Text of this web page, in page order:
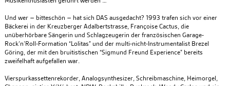
Und wer – bitteschön – hat sich DAS ausgedacht? 1993 trafen sich vor einer
Bäckerei in der Kreuzberger Adalbertstrasse, Françoise Cactus, die
unüberhörbare Sängerin und Schlagzeugerin der französischen Garage-
Rock’n’Roll-Formation “Lolitas” und der multi-nicht-Instrumentalist Brezel
Göring, der mit den bruitistischen “Sigmund Freund Experience” bereits
zweifelhaft aufgefallen war.
Vierspurkassettenrekorder, Analogsynthesizer, Schreibmaschine, Heimorgel,